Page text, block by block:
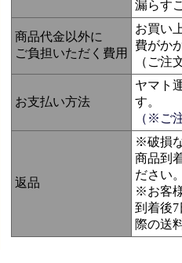
漏らす
商品代金以外に
ご負担いただく費用
お買い
費がか
（ご注
お支払い方法
ヤマト
す。
（※ご
返品
※破損
商品到
ださい
※お客
到着後
際の送